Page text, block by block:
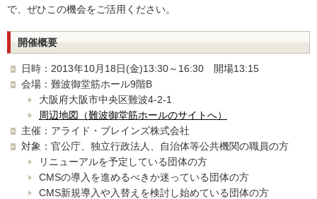
で、ぜひこの機会をご活用ください。
開催概要
日時：2013年10月18日(金)13:30～16:30 開場13:15
会場：難波御堂筋ホール9階B
大阪府大阪市中央区難波4-2-1
周辺地図（難波御堂筋ホールのサイトへ）
主催：アライド・ブレインズ株式会社
対象：官公庁、独立行政法人、自治体等公共機関の職員の方
リニューアルを予定している団体の方
CMSの導入を進めるべきか迷っている団体の方
CMS新規導入や入替えを検討し始めている団体の方